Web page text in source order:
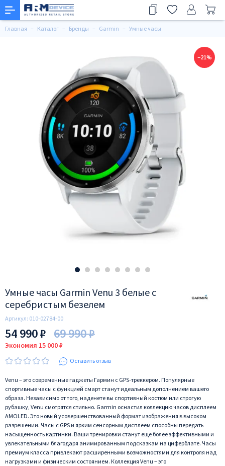
Главная Каталог Бренды Garmin Умные часы
−21%
Умные часы Garmin Venu 3 белые с
серебристым безелем
Артикул: 010-02784-00
54 990 ₽ 69 990 ₽
Экономия 15 000 ₽
Оставить отзыв
Venu – это современные гаджеты Гармин с GPS-треккером. Популярные
спортивные часы с функцией смарт станут идеальным дополнением вашего
образа. Независимо от того, наденете вы спортивный костюм или строгую
рубашку, Venu смотрятся стильно. Garmin оснастил коллекцию часов дисплеем
AMOLED. Это новый усовершенствованный формат изображения в высоком
разрешении. Часы с GPS и ярким сенсорным дисплеем способны передать
насыщенность картинки. Ваши тренировки станут еще более эффективными и
увлекательными благодаря анимированным подсказкам на циферблате. Часы
премиум класса привлекают расширенными возможностями для контроля над
нагрузками и физическим состоянием. Коллекция Venu – это